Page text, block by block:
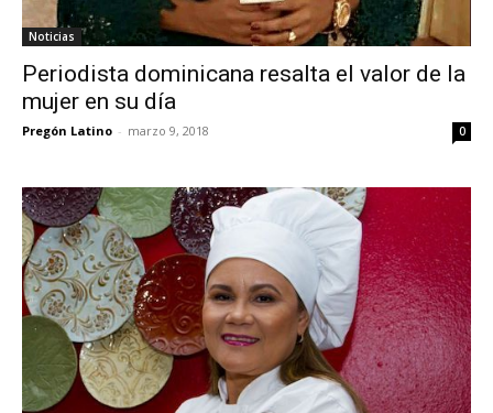
Noticias
Periodista dominicana resalta el valor de la
mujer en su día
Pregón Latino - marzo 9, 2018 0